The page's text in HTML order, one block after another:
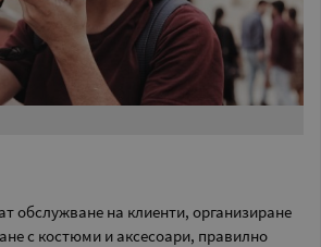
обслужване на клиенти, организиране
с костюми и аксесоари, правилно